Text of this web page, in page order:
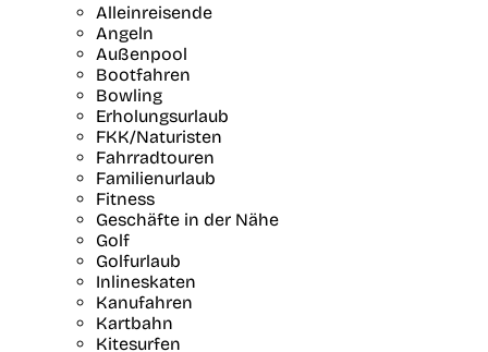
Alleinreisende
Angeln
Außenpool
Bootfahren
Bowling
Erholungsurlaub
FKK/Naturisten
Fahrradtouren
Familienurlaub
Fitness
Geschäfte in der Nähe
Golf
Golfurlaub
Inlineskaten
Kanufahren
Kartbahn
Kitesurfen